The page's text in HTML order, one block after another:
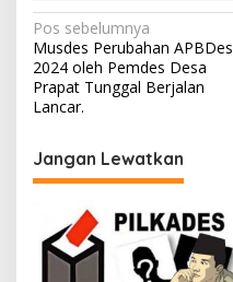
N
a
v
i
g
a
Pos sebelumnya
Musdes Perubahan APBDes
2024 oleh Pemdes Desa
Prapat Tunggal Berjalan
Lancar.
Jangan Lewatkan